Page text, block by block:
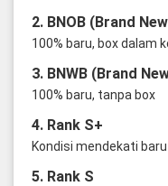
2. BNOB (Brand
100% baru, box dalam
3. BNWB (Brand
100% baru, tanpa box
4. Rank S+
Kondisi mendekati baru
5. Rank S